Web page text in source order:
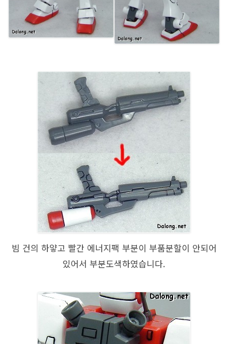
빔 건의 하얗고 빨간 에너지팩 부분이 부품분할이 안되어
있어서 부분도색하였습니다.